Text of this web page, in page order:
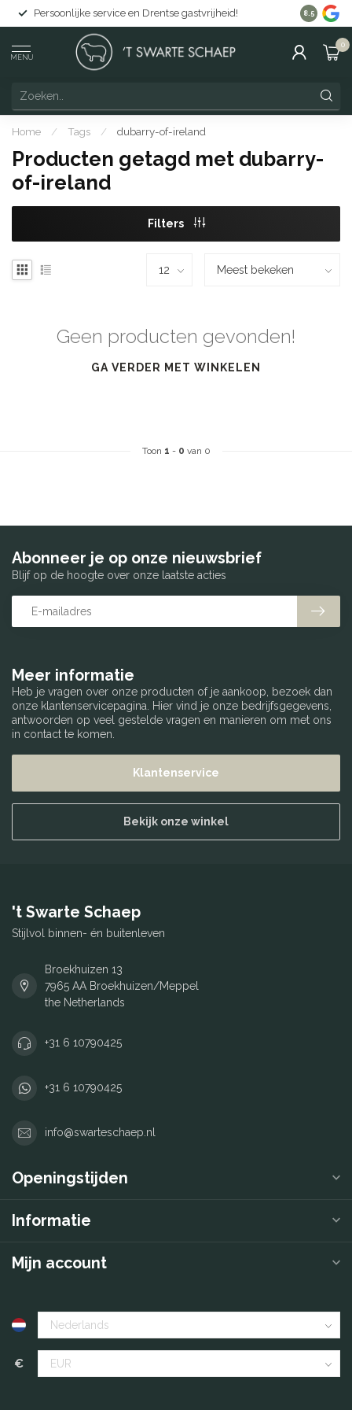
Persoonlijke service en Drentse gastvrijheid! Gratis
8.5
MENU
0
Home / Tags / dubarry-of-ireland
Producten getagd met dubarry-
of-ireland
Filters
Geen producten gevonden!
GA VERDER MET WINKELEN
Toon 1 - 0 van 0
Meer informatie
Heb je vragen over onze producten of je aankoop, bezoek dan
onze klantenservicepagina. Hier vind je onze bedrijfsgegevens,
antwoorden op veel gestelde vragen en manieren om met ons
in contact te komen.
Klantenservice
Bekijk onze winkel
Abonneer je op onze nieuwsbrief
Blijf op de hoogte over onze laatste acties
't Swarte Schaep
Stijlvol binnen- én buitenleven
Broekhuizen 13
7965 AA Broekhuizen/Meppel
the Netherlands
+31 6 10790425
+31 6 10790425
info@swarteschaep.nl
Openingstijden
Informatie
Mijn account
€